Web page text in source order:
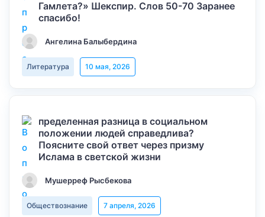
Гамлета?» Шекспир. Слов 50-70 Заранее
спасибо!
Ангелина Балыбердина
Литература 10 мая, 2026
пределенная разница в социальном
положении людей справедлива?
Поясните свой ответ через призму
Ислама в светской жизни
Мушерреф Рысбекова
Обществознание 7 апреля, 2026